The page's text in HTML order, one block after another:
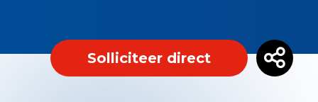
Solliciteer direct